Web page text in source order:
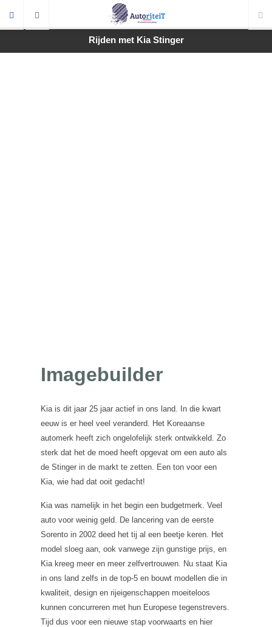
Rijden met Kia Stinger
Imagebuilder
Kia is dit jaar 25 jaar actief in ons land. In die kwart
eeuw is er heel veel veranderd. Het Koreaanse
automerk heeft zich ongelofelijk sterk ontwikkeld. Zo
sterk dat het de moed heeft opgevat om een auto als
de Stinger in de markt te zetten. Een ton voor een
Kia, wie had dat ooit gedacht!
Kia was namelijk in het begin een budgetmerk. Veel
auto voor weinig geld. De lancering van de eerste
Sorento in 2002 deed het tij al een beetje keren. Het
model sloeg aan, ook vanwege zijn gunstige prijs, en
Kia kreeg meer en meer zelfvertrouwen. Nu staat Kia
in ons land zelfs in de top-5 en bouwt modellen die in
kwaliteit, design en rijeigenschappen moeiteloos
kunnen concurreren met hun Europese tegenstrevers.
Tijd dus voor een nieuwe stap voorwaarts en hier